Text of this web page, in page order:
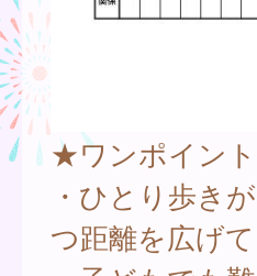
★ワンポイン
・ひとり歩き
つ距離を広げ